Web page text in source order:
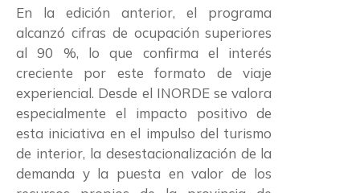
En la edición anterior, el programa
alcanzó cifras de ocupación superiores
al 90 %, lo que confirma el interés
creciente por este formato de viaje
experiencial. Desde el INORDE se valora
especialmente el impacto positivo de
esta iniciativa en el impulso del turismo
de interior, la desestacionalización de la
demanda y la puesta en valor de los